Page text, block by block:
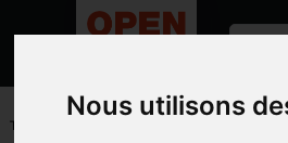
Nous utilisons
ACCUEIL /ANNONCES/MATÉRIEL
TAMISEUSE